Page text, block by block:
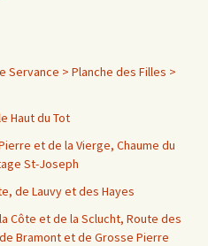
Servance > Planche des Filles >
Haut du Tot
et de la Vierge, Chaume du
St-Joseph
de Lauvy et des Hayes
Côte et de la Sclucht, Route des
Bramont et de Grosse Pierre